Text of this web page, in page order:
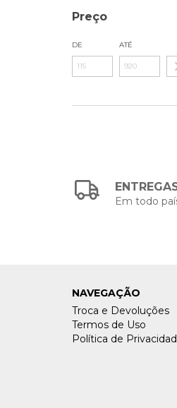
Preço
DE ATÉ
Em todo
NAVEGAÇÃO
Troca e Devoluções
Termos de Uso
Política de